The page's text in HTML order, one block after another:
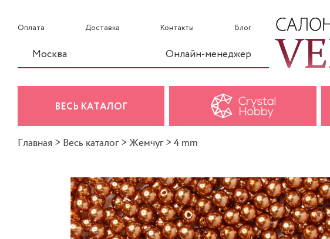
Оплата Доставка Контакты Блог
Москва Онлайн-менеджер
ВЕСЬ КАТАЛОГ
Главная > Весь каталог > Жемчуг > 4 mm